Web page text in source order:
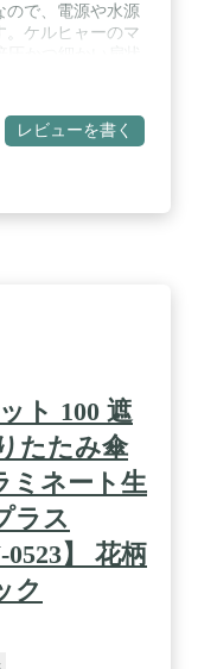
ので、電源や水源
。ケルヒャーのマ
できるのが特徴
でどこでも充電
ただけます。【折
めてコンパクト
も約2倍の8Lタ
ワーノズル:2.643-
169.0、ウォッシ
ホース:2.643-
ことができません
】2 L/min。【吐
】最大40度。
クセサリー除
レビューを書く
ト 100 遮
たたみ傘
ミネート生
ラス
0523】 花柄
ク